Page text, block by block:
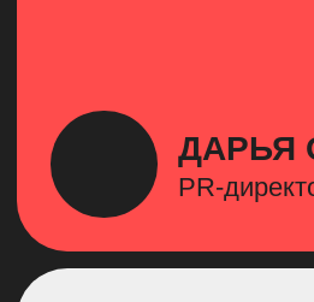
лет, 8 из них — в PR, в
числе в IT и е-com.
Главная задача,
я занимаюсь
во Flowwow, —
комплексное